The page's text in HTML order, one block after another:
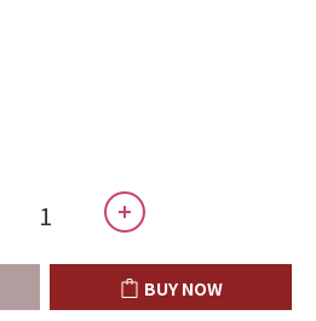
BUY NOW